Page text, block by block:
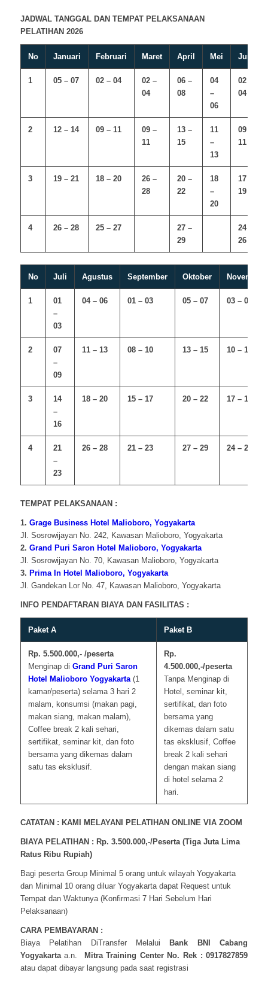
JADWAL TANGGAL DAN TEMPAT PELAKSANAAN
PELATIHAN 2026
No Januari Februari Maret April Mei Juni
1 05 – 07 02 – 04
02 –
04
06 –
08
04
–
06
02 –
04
2 12 – 14 09 – 11
09 –
11
13 –
15
11
–
13
09 –
11
3 19 – 21 18 – 20
26 –
28
20 –
22
18
–
20
17 –
19
4 26 – 28 25 – 27
27 –
29
24 –
26
No Juli Agustus September Oktober November
1
01
–
03
04 – 06 01 – 03 05 – 07 03 – 05
2
07
–
09
11 – 13 08 – 10 13 – 15 10 – 12
3
14
–
16
18 – 20 15 – 17 20 – 22 17 – 19
4
21
–
23
26 – 28 21 – 23 27 – 29 24 – 26
TEMPAT PELAKSANAAN :
1. Grage Business Hotel Malioboro, Yogyakarta
Jl. Sosrowijayan No. 242, Kawasan Malioboro, Yogyakarta
2. Grand Puri Saron Hotel Malioboro, Yogyakarta
Jl. Sosrowijayan No. 70, Kawasan Malioboro, Yogyakarta
3. Prima In Hotel Malioboro, Yogyakarta
Jl. Gandekan Lor No. 47, Kawasan Malioboro, Yogyakarta
INFO PENDAFTARAN BIAYA DAN FASILITAS :
Paket A Paket B
Rp. 5.500.000,- /peserta
Menginap di Grand Puri Saron
Hotel Malioboro Yogyakarta(1
kamar/peserta) selama 3 hari 2
malam, konsumsi (makan pagi,
makan siang, makan malam),
Coffee break 2 kali sehari,
sertifikat, seminar kit, dan foto
bersama yang dikemas dalam
satu tas eksklusif.
Rp.
4.500.000,-/peserta
Tanpa Menginap di
Hotel, seminar kit,
sertifikat, dan foto
bersama yang
dikemas dalam satu
tas eksklusif, Coffee
break 2 kali sehari
dengan makan siang
di hotel selama 2
hari.
CATATAN : KAMI MELAYANI PELATIHAN ONLINE VIA ZOOM
BIAYA PELATIHAN : Rp. 3.500.000,-/Peserta (Tiga Juta Lima
Ratus Ribu Rupiah)
Bagi peserta Group Minimal 5 orang untuk wilayah Yogyakarta
dan Minimal 10 orang diluar Yogyakarta dapat Request untuk
Tempat dan Waktunya (Konfirmasi 7 Hari Sebelum Hari
Pelaksanaan)
CARA PEMBAYARAN :
Biaya Pelatihan DiTransfer Melalui
Bank BNI Cabang
Yogyakartaa.n.
Mitra Training Center No. Rek : 0917827859
atau dapat dibayar langsung pada saat registrasi